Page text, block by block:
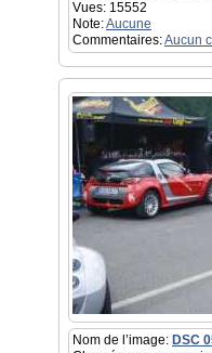
Vues: 15552
Note:Aucune
Commentaires:Aucun
Nom de l’image: DSC